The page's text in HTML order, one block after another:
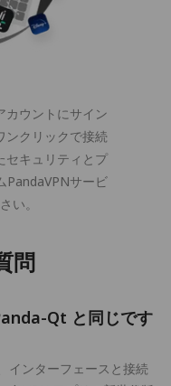
カウントにサイン
ンクリックで接続
セキュリティとプ
PandaVPNサービ
い。
問
Qt と同じです
インターフェースと接続